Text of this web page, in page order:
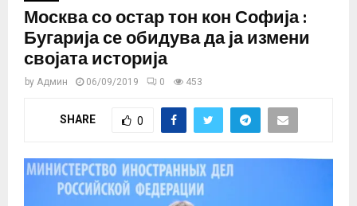
Москва со остар тон кон Софија :
Бугарија се обидува да ја измени
својата историја
by Админ 06/09/2019 0 453
SHARE 0